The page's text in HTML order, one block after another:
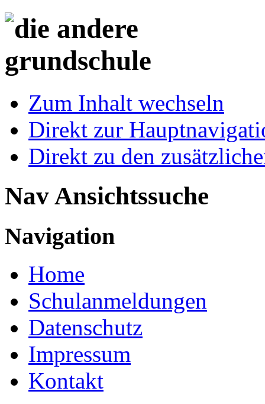
Zum Inhalt wechseln
Direkt zur
Direkt zu den
Nav Ansichtssuche
Navigation
Home
Schulanmeldungen
Datenschutz
Impressum
Kontakt